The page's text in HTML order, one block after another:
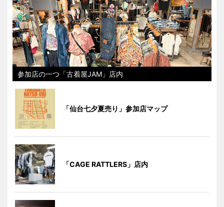
参加店の一つ「古着屋JAM」店内
「仙台七夕夏売り」参加店マップ
「CAGE RATTLERS」店内